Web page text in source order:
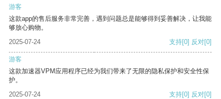
游客
这款app的售后服务非常完善，遇到问题总是能够得到妥善解决，让我能
够放心购物。
2025-07-24
支持[0] 反对[0]
游客
这款加速器VPM应用程序已经为我们带来了无限的隐私保护和安全性保
护。
2025-07-24
支持[0] 反对[0]